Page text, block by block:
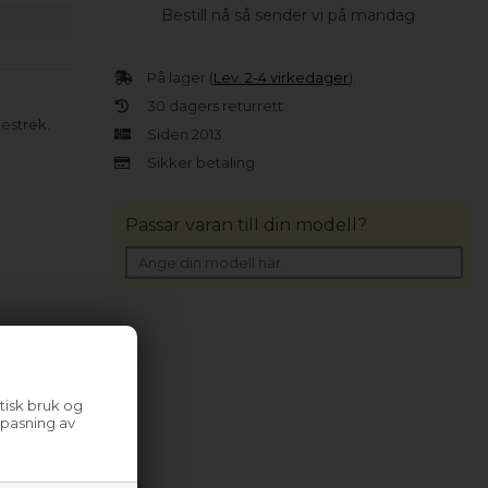
bruk og
av
Bestill nå så sender vi på mandag
På lager (Lev. 2-4 virkedager).
30 dagers returrett
Siden 2013
Sikker betaling
Passar varan till din modell?